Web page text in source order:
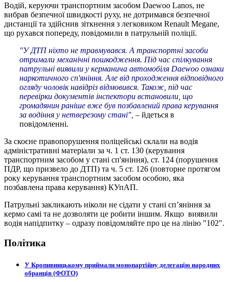
Водій, керуючи транспортним засобом Daewoo Lanos, не
вибрав безпечної швидкості руху, не дотримався безпечної
дистанції та здійснив зіткнення з легковиком Renault Megane,
що рухався попереду, повідомили в патрульній поліції.
"У ДТП ніхто не травмувався. А транспортні засоби
отримали механічні пошкодження. Під час спілкування
патрульні виявили у керманича автомобіля Daewoo ознаки
наркотичного сп'яніння. Але від проходження відповідного
огляду чоловік навідріз відмовився. Також, під час
перевірки документів інспектори встановили, що
громадянин раніше вже був позбавлений права керування
за водіння у нетверезому стані", – йдеться в
повідомленні.
За скоєне правопорушення поліцейські склали на водія
адміністративні матеріали за ч. 1 ст. 130 (керування
транспортним засобом у стані сп'яніння), ст. 124 (порушення
ПДР, що призвело до ДТП) та ч. 5 ст. 126 (повторне протягом
року керування транспортним засобом особою, яка
позбавлена права керування) КУпАП.
Патрульні закликають ніколи не сідати у стані сп’яніння за
кермо самі та не дозволяти це робити іншим. Якщо виявили
водія напідпитку – одразу повідомляйте про це на лінію "102".
Політика
У Кропивницькому приймали монопартійну делегацію народних
обранців (ФОТО)